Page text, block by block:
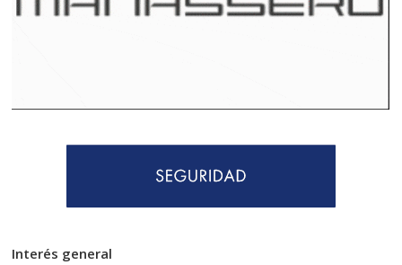
Interés general